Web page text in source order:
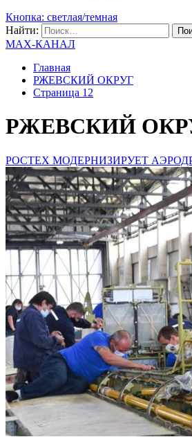
Кнопка: светлая/темная
Найти:
MAX-КАНАЛ
Главная
РЖЕВСКИЙ ОКРУГ
Страница 12
РЖЕВСКИЙ
РОСТЕХ МОДЕРНИЗИРУЕТ